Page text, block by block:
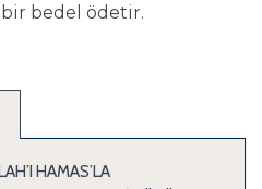
bir bedel ödetir.
HAMAS’LA